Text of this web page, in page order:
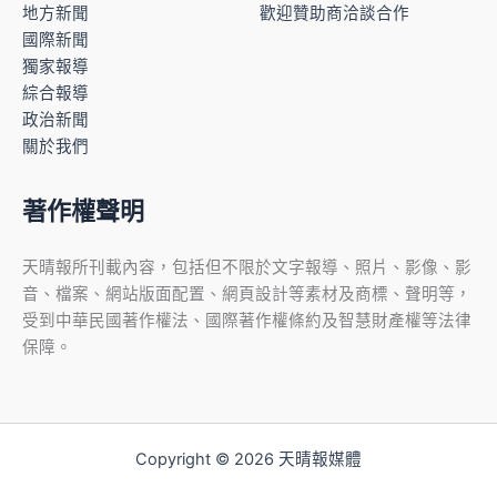
地方新聞
國際新聞
獨家報導
綜合報導
政治新聞
關於我們
歡迎贊助商洽談合作
著作權聲明
天晴報所刊載內容，包括但不限於文字報導、照片、影像、影
音、檔案、網站版面配置、網頁設計等素材及商標、聲明等，
受到中華民國著作權法、國際著作權條約及智慧財產權等法律
保障。
Copyright © 2026 天晴報媒體